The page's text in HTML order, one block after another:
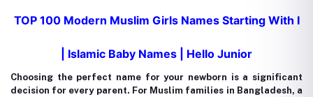
TOP 100 Modern Muslim Girls Names Starting With I
| Islamic Baby Names | Hello Junior
Choosing the perfect name for your newborn is a significant
decision for every parent. For Muslim families in Bangladesh, a